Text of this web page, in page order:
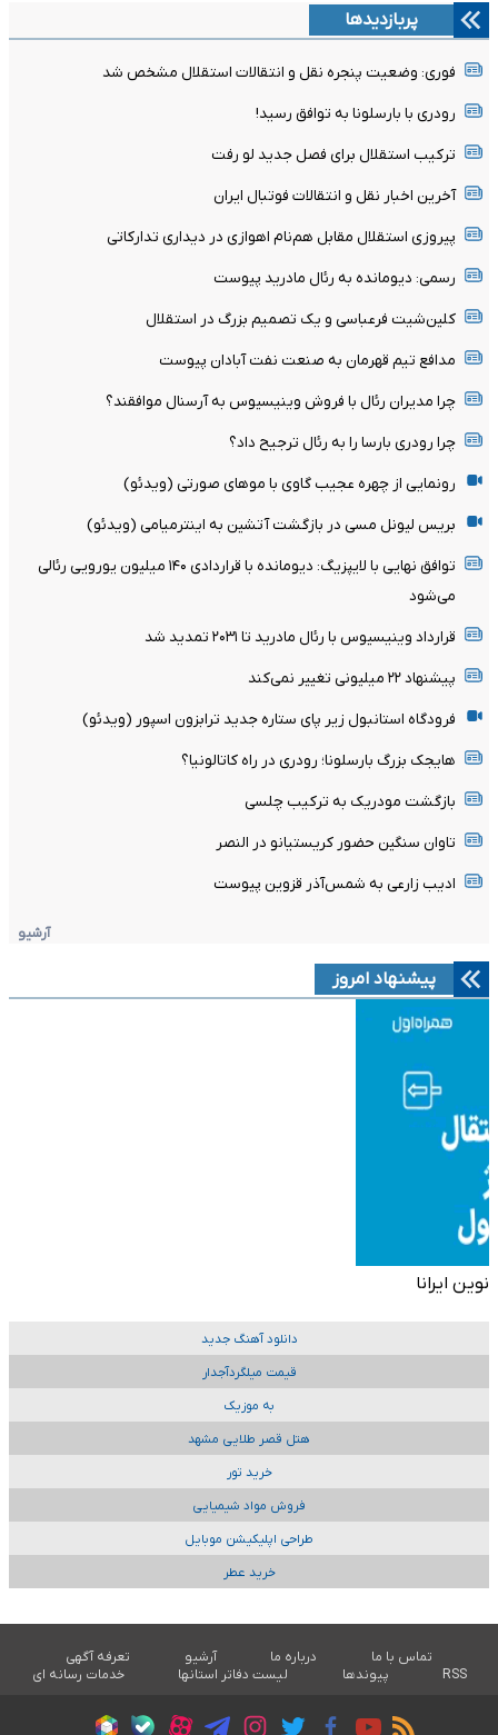
پربازدیدها
فوری: وضعیت پنجره نقل و انتقالات استقلال مشخص شد
رودری با بارسلونا به توافق رسید!
ترکیب استقلال برای فصل جدید لو رفت
آخرین اخبار نقل و انتقالات فوتبال ایران
پیروزی استقلال مقابل هم‌نام اهوازی در دیداری تدارکاتی
رسمی: دیومانده به رئال مادرید پیوست
کلین‌شیت فرعباسی و یک تصمیم بزرگ در استقلال
مدافع تیم قهرمان به صنعت نفت آبادان پیوست
چرا مدیران رئال با فروش وینیسیوس به آرسنال موافقند؟
چرا رودری بارسا را به رئال ترجیح داد؟
رونمایی از چهره عجیب گاوی با موهای صورتی (ویدئو)
بریس لیونل مسی در بازگشت آتشین به اینترمیامی (ویدئو)
توافق نهایی با لایپزیگ: دیومانده با قراردادی ۱۴۰ میلیون یورویی رئالی
می‌شود
قرارداد وینیسیوس با رئال مادرید تا ۲۰۳۱ تمدید شد
پیشنهاد ۲۲ میلیونی تغییر نمی‌کند
فرودگاه استانبول زیر پای ستاره جدید ترابزون اسپور (ویدئو)
هایجک بزرگ بارسلونا؛ رودری در راه کاتالونیا؟
بازگشت مودریک به ترکیب چلسی
تاوان سنگین حضور کریستیانو در النصر
ادیب زارعی به شمس‌آذر قزوین پیوست
آرشیو
پیشنهاد امروز
نوین ایرانا
دانلود آهنگ جدید
قیمت میلگردآجدار
به موزیک
هتل قصر طلایی مشهد
خرید تور
فروش مواد شیمیایی
طراحی اپلیکیشن موبایل
خرید عطر
تماس با ما درباره ما آرشیو
تعرفه آگهی
RSS
پیوندها لیست دفاتر استانها خدمات رسانه ای